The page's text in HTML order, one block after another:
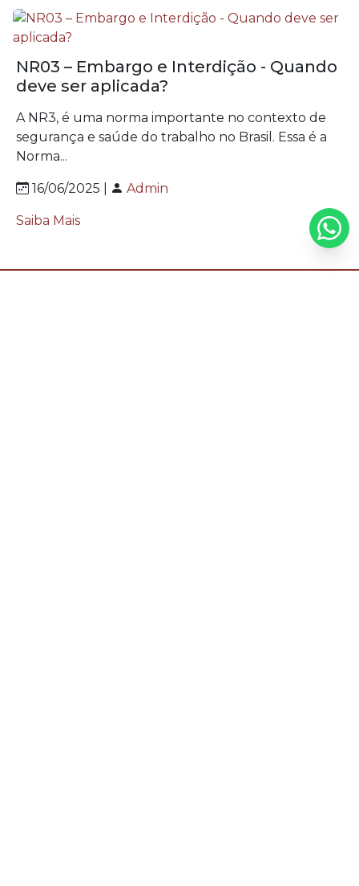
NR03 – Embargo e Interdição - Quando
deve ser aplicada?
A NR3, é uma norma importante no contexto de
segurança e saúde do trabalho no Brasil. Essa é a
Norma...
16/06/2025 | Admin
Saiba Mais